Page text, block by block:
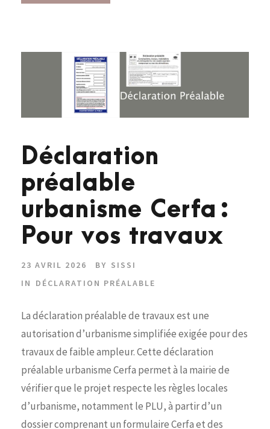
Déclaration
préalable
urbanisme Cerfa :
Pour vos travaux
23 AVRIL 2026 BY SISSI
IN
DÉCLARATION PRÉALABLE
La déclaration préalable de travaux est une
autorisation d’urbanisme simplifiée exigée pour des
travaux de faible ampleur. Cette déclaration
préalable urbanisme Cerfa permet à la mairie de
vérifier que le projet respecte les règles locales
d’urbanisme, notamment le PLU, à partir d’un
dossier comprenant un formulaire Cerfa et des